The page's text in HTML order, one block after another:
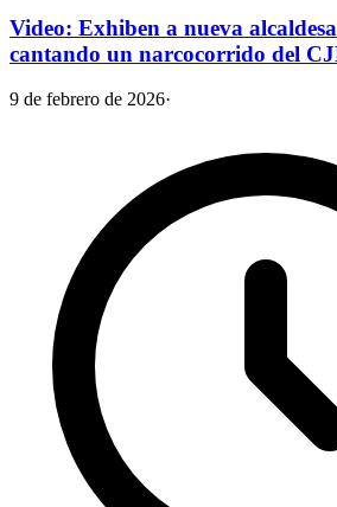
Video: Exhiben a nueva
cantando un narcocorrido del
9 de febrero de 2026·